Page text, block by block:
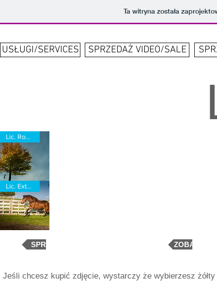
Ta witryna została
USŁUGI/SERVICES SPRZEDAŻ VIDEO/SALE
Lic. Royality-Free
Sprzedaż
zdjęć
fotograficznych/Photos
Sale.
STD.
Lic. Extended
fotograficznych/PhotosSPRAWDŹ WARUNKI LICENCJI ZOBACZ
Jeśli chcesz kupić zdjęcie, wystarczy że wybierzesz